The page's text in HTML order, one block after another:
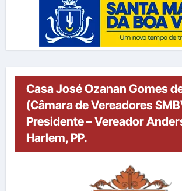
Casa José Ozanan Gomes
(Câmara de Vereadores
Presidente – Vereador
Harlem, PP.